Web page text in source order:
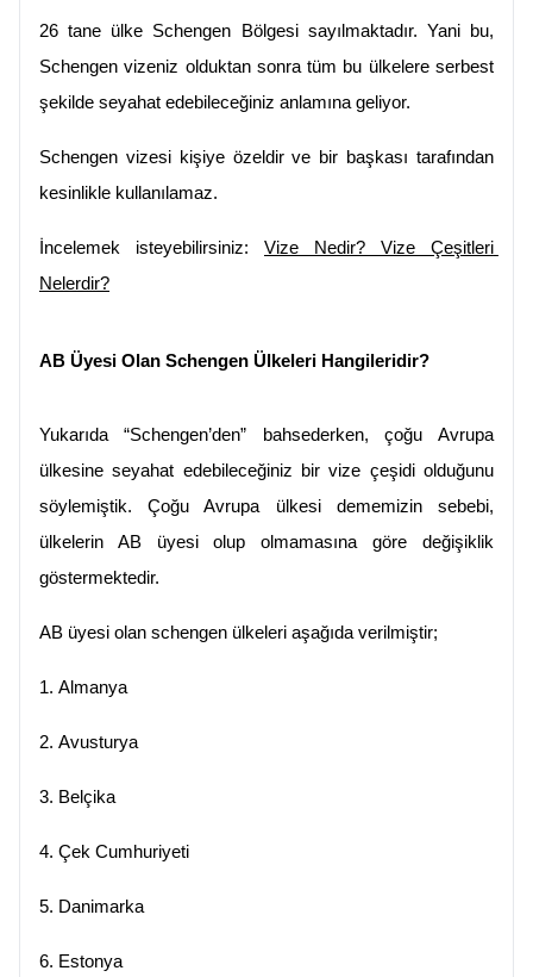
26 tane ülke Schengen Bölgesi sayılmaktadır. Yani bu,
Schengen vizeniz olduktan sonra tüm bu ülkelere serbest
şekilde seyahat edebileceğiniz anlamına geliyor.
Schengen vizesi kişiye özeldir ve bir başkası tarafından
kesinlikle kullanılamaz.
İncelemek isteyebilirsiniz: Vize Nedir? Vize Çeşitleri
Nelerdir?
AB Üyesi Olan Schengen Ülkeleri Hangileridir?
Yukarıda “Schengen’den” bahsederken, çoğu Avrupa
ülkesine seyahat edebileceğiniz bir vize çeşidi olduğunu
söylemiştik. Çoğu Avrupa ülkesi dememizin sebebi,
ülkelerin AB üyesi olup olmamasına göre değişiklik
göstermektedir.
AB üyesi olan schengen ülkeleri aşağıda verilmiştir;
1. Almanya
2. Avusturya
3. Belçika
4. Çek Cumhuriyeti
5. Danimarka
6. Estonya